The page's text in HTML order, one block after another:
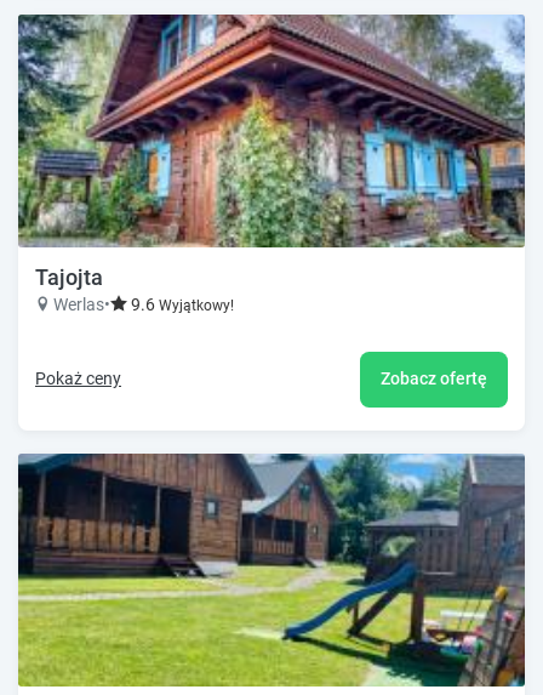
Tajojta
Werlas• 9.6 Wyjątkowy!
Pokaż ceny Zobacz ofertę